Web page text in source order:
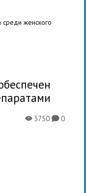
среди женского
X3750K0